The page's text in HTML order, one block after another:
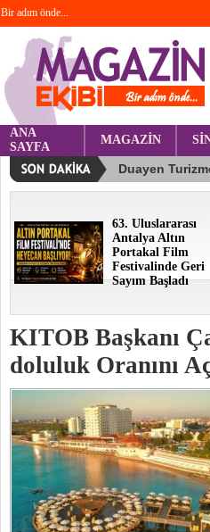
Bir adım önde...
ANA
SAYFA
MAGAZİN
63. Uluslararası
Antalya Altın
Portakal Film
Festivalinde Geri
Sayım Başladı
KITOB Başkanı
doluluk Oranını